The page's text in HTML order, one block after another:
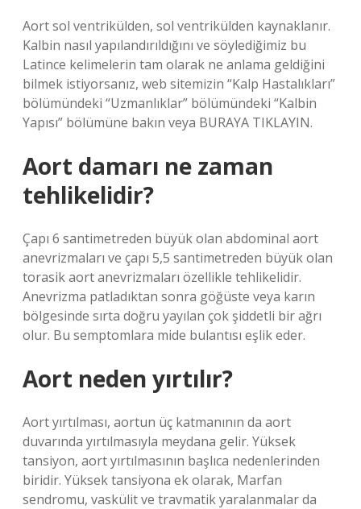
Aort sol ventrikülden, sol ventrikülden kaynaklanır.
Kalbin nasıl yapılandırıldığını ve söylediğimiz bu
Latince kelimelerin tam olarak ne anlama geldiğini
bilmek istiyorsanız, web sitemizin “Kalp Hastalıkları”
bölümündeki “Uzmanlıklar” bölümündeki “Kalbin
Yapısı” bölümüne bakın veya BURAYA TIKLAYIN.
Aort damarı ne zaman
tehlikelidir?
Çapı 6 santimetreden büyük olan abdominal aort
anevrizmaları ve çapı 5,5 santimetreden büyük olan
torasik aort anevrizmaları özellikle tehlikelidir.
Anevrizma patladıktan sonra göğüste veya karın
bölgesinde sırta doğru yayılan çok şiddetli bir ağrı
olur. Bu semptomlara mide bulantısı eşlik eder.
Aort neden yırtılır?
Aort yırtılması, aortun üç katmanının da aort
duvarında yırtılmasıyla meydana gelir. Yüksek
tansiyon, aort yırtılmasının başlıca nedenlerinden
biridir. Yüksek tansiyona ek olarak, Marfan
sendromu, vaskülit ve travmatik yaralanmalar da